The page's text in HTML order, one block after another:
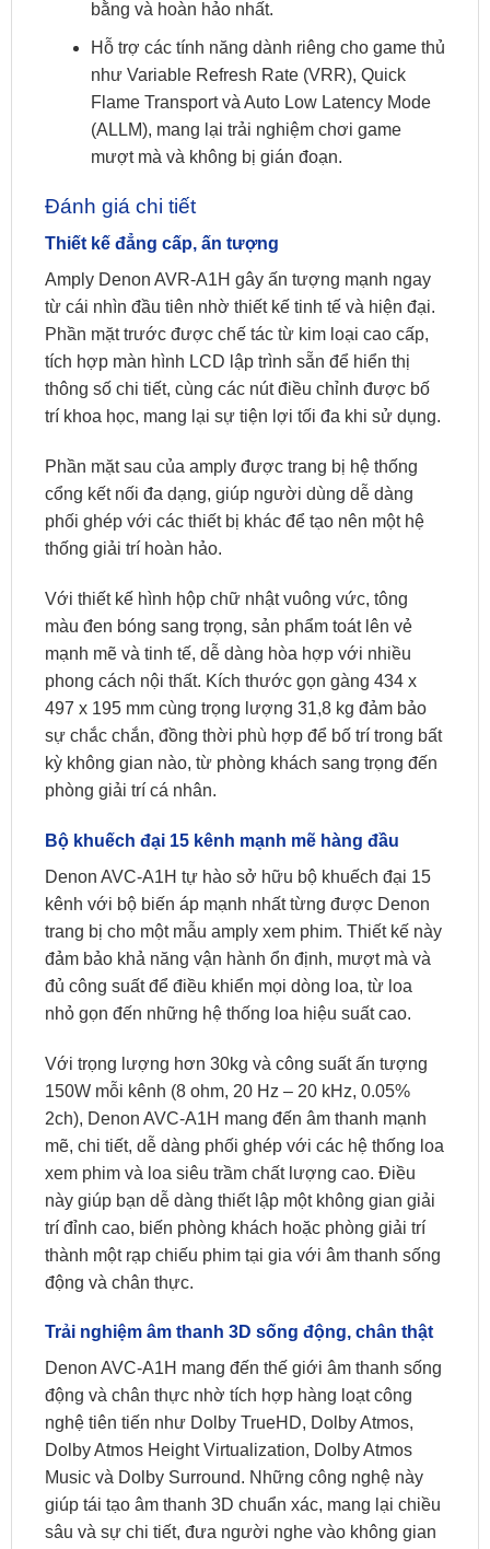
bằng và hoàn hảo nhất.
Hỗ trợ các tính năng dành riêng cho game thủ
như Variable Refresh Rate (VRR), Quick
Flame Transport và Auto Low Latency Mode
(ALLM), mang lại trải nghiệm chơi game
mượt mà và không bị gián đoạn.
Đánh giá chi tiết
Thiết kế đẳng cấp, ấn tượng
Amply Denon AVR-A1H gây ấn tượng mạnh ngay
từ cái nhìn đầu tiên nhờ thiết kế tinh tế và hiện đại.
Phần mặt trước được chế tác từ kim loại cao cấp,
tích hợp màn hình LCD lập trình sẵn để hiển thị
thông số chi tiết, cùng các nút điều chỉnh được bố
trí khoa học, mang lại sự tiện lợi tối đa khi sử dụng.
Phần mặt sau của amply được trang bị hệ thống
cổng kết nối đa dạng, giúp người dùng dễ dàng
phối ghép với các thiết bị khác để tạo nên một hệ
thống giải trí hoàn hảo.
Với thiết kế hình hộp chữ nhật vuông vức, tông
màu đen bóng sang trọng, sản phẩm toát lên vẻ
mạnh mẽ và tinh tế, dễ dàng hòa hợp với nhiều
phong cách nội thất. Kích thước gọn gàng 434 x
497 x 195 mm cùng trọng lượng 31,8 kg đảm bảo
sự chắc chắn, đồng thời phù hợp để bố trí trong bất
kỳ không gian nào, từ phòng khách sang trọng đến
phòng giải trí cá nhân.
Bộ khuếch đại 15 kênh mạnh mẽ hàng đầu
Denon AVC-A1H tự hào sở hữu bộ khuếch đại 15
kênh với bộ biến áp mạnh nhất từng được Denon
trang bị cho một mẫu amply xem phim. Thiết kế này
đảm bảo khả năng vận hành ổn định, mượt mà và
đủ công suất để điều khiển mọi dòng loa, từ loa
nhỏ gọn đến những hệ thống loa hiệu suất cao.
Với trọng lượng hơn 30kg và công suất ấn tượng
150W mỗi kênh (8 ohm, 20 Hz – 20 kHz, 0.05%
2ch), Denon AVC-A1H mang đến âm thanh mạnh
mẽ, chi tiết, dễ dàng phối ghép với các hệ thống loa
xem phim và loa siêu trầm chất lượng cao. Điều
này giúp bạn dễ dàng thiết lập một không gian giải
trí đỉnh cao, biến phòng khách hoặc phòng giải trí
thành một rạp chiếu phim tại gia với âm thanh sống
động và chân thực.
Trải nghiệm âm thanh 3D sống động, chân thật
Denon AVC-A1H mang đến thế giới âm thanh sống
động và chân thực nhờ tích hợp hàng loạt công
nghệ tiên tiến như Dolby TrueHD, Dolby Atmos,
Dolby Atmos Height Virtualization, Dolby Atmos
Music và Dolby Surround. Những công nghệ này
giúp tái tạo âm thanh 3D chuẩn xác, mang lại chiều
sâu và sự chi tiết, đưa người nghe vào không gian